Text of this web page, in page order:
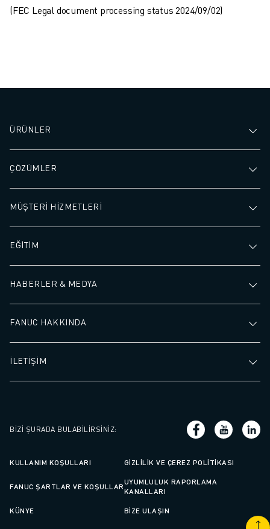
(FEC Legal document processing status 2024/09/02)
ÜRÜNLER
ÇÖZÜMLER
MÜŞTERİ HİZMETLERİ
EĞİTİM
HABERLER & MEDYA
FANUC HAKKINDA
İLETİŞİM
BIZI ŞURADA BULABILIRSINIZ:
KULLANIM KOŞULLARI GIZLILIK VE ÇEREZ POLITIKASI
FANUC ŞARTLAR VE KOŞULLAR
UYUMLULUK RAPORLAMA
KANALLARI
KÜNYE BIZE ULAŞIN